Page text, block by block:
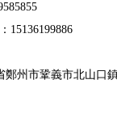
15136199886
鄭州市鞏義市北山口